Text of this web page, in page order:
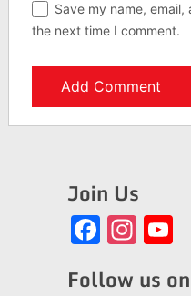
Save my name,
the next time I comment.
Join Us
Follow us